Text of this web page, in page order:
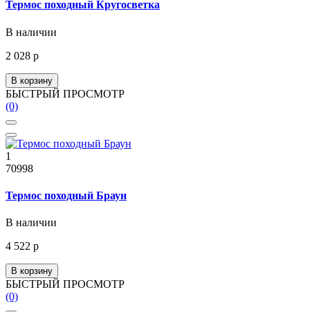
Термос походный Кругосветка
В наличии
2 028 р
В корзину
БЫСТРЫЙ ПРОСМОТР
(0)
1
70998
Термос походный Браун
В наличии
4 522 р
В корзину
БЫСТРЫЙ ПРОСМОТР
(0)